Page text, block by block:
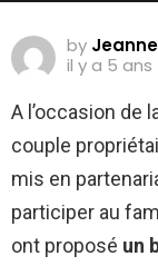
by Jeanne
il y a 5 ans
A l’occasion de
couple
mis en
participer au
ont proposé un